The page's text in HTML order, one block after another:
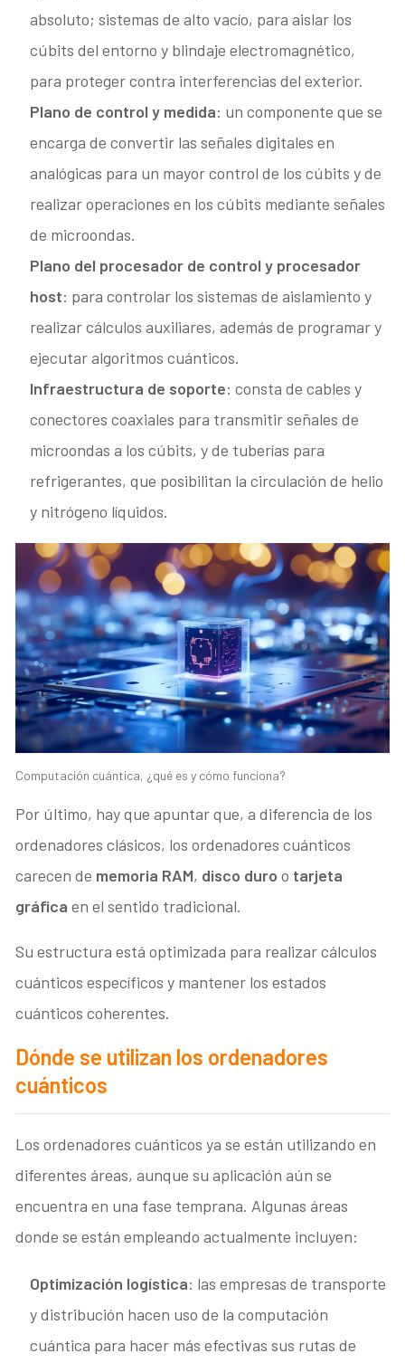
absoluto; sistemas de alto vacío, para aislar los
cúbits del entorno y blindaje electromagnético,
para proteger contra interferencias del exterior.
Plano de control y medida: un componente que se
encarga de convertir las señales digitales en
analógicas para un mayor control de los cúbits y de
realizar operaciones en los cúbits mediante señales
de microondas.
Plano del procesador de control y procesador
host: para controlar los sistemas de aislamiento y
realizar cálculos auxiliares, además de programar y
ejecutar algoritmos cuánticos.
Infraestructura de soporte: consta de cables y
conectores coaxiales para transmitir señales de
microondas a los cúbits, y de tuberías para
refrigerantes, que posibilitan la circulación de helio
y nitrógeno líquidos.
Computación cuántica, ¿qué es y cómo funciona?
Por último, hay que apuntar que, a diferencia de los
ordenadores clásicos, los ordenadores cuánticos
carecen de memoria RAM, disco duro o tarjeta
gráfica en el sentido tradicional.
Su estructura está optimizada para realizar cálculos
cuánticos específicos y mantener los estados
cuánticos coherentes.
Dónde se utilizan los ordenadores
cuánticos
Los ordenadores cuánticos ya se están utilizando en
diferentes áreas, aunque su aplicación aún se
encuentra en una fase temprana. Algunas áreas
donde se están empleando actualmente incluyen:
Optimización logística: las empresas de transporte
y distribución hacen uso de la computación
cuántica para hacer más efectivas sus rutas de